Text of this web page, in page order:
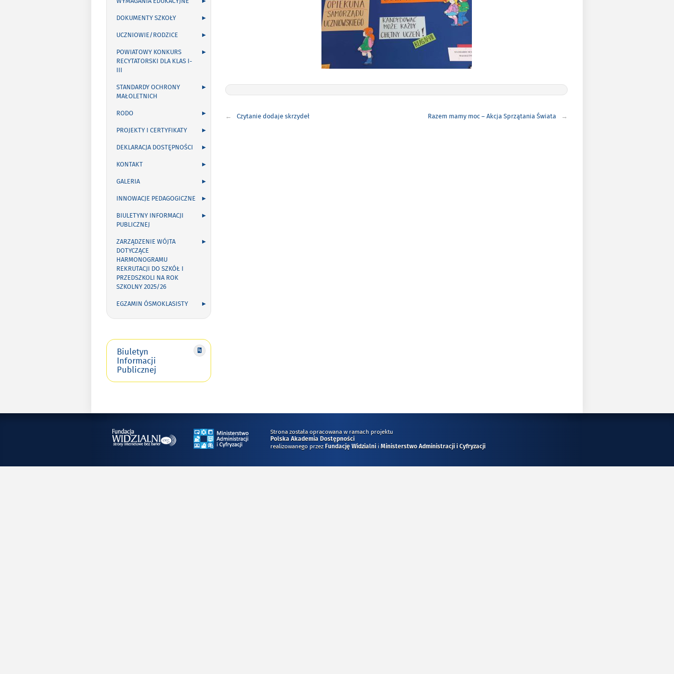
DOKUMENTY SZKOŁY
UCZNIOWIE/RODZICE
POWIATOWY KONKURS
RECYTATORSKI DLA KLAS I-
III
STANDARDY OCHRONY
MAŁOLETNICH
RODO
PROJEKTY I CERTYFIKATY
DEKLARACJA DOSTĘPNOŚCI
KONTAKT
GALERIA
INNOWACJE PEDAGOGICZNE
BIULETYNY INFORMACJI
PUBLICZNEJ
ZARZĄDZENIE WÓJTA
DOTYCZĄCE
HARMONOGRAMU
REKRUTACJI DO SZKÓŁ I
PRZEDSZKOLI NA ROK
SZKOLNY 2025/26
EGZAMIN ÓSMOKLASISTY
Biuletyn
Informacji
Publicznej
wpisu
Czytanie dodaje skrzydeł Razem mamy moc – Akcja Sprzątania Świata
Strona została opracowana w ramach projektu
Polska Akademia Dostępności
realizowanego przez Fundację Widzialni i Ministerstwo Administracji i Cyfryzacji